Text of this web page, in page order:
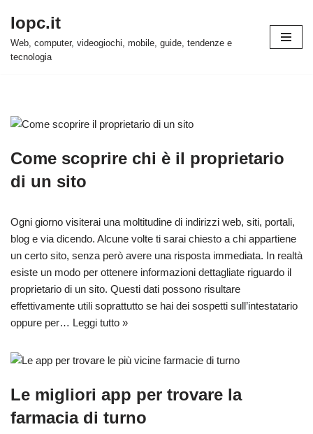
Vai
al
Iopc.it
Web, computer, videogiochi, mobile, guide, tendenze e
tecnologia
Come scoprire chi è il proprietario
di un sito
Ogni giorno visiterai una moltitudine di indirizzi web, siti, portali,
blog e via dicendo. Alcune volte ti sarai chiesto a chi appartiene
un certo sito, senza però avere una risposta immediata. In realtà
esiste un modo per ottenere informazioni dettagliate riguardo il
proprietario di un sito. Questi dati possono risultare
effettivamente utili soprattutto se hai dei sospetti sull’intestatario
oppure per… Leggi tutto »
Le migliori app per trovare la
farmacia di turno